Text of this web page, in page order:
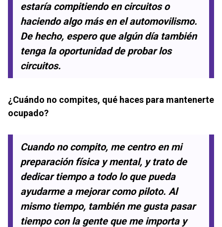
estaría compitiendo en circuitos o
haciendo algo más en el automovilismo.
De hecho, espero que algún día también
tenga la oportunidad de probar los
circuitos.
¿Cuándo no compites, qué haces para mantenerte
ocupado?
Cuando no compito, me centro en mi
preparación física y mental, y trato de
dedicar tiempo a todo lo que pueda
ayudarme a mejorar como piloto. Al
mismo tiempo, también me gusta pasar
tiempo con la gente que me importa y